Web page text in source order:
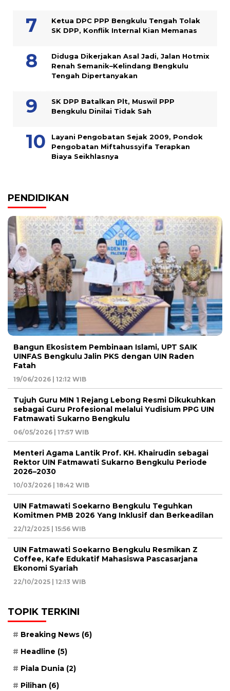
Ketua DPC PPP Bengkulu Tengah Tolak
SK DPP, Konflik Internal Kian Memanas
Diduga Dikerjakan Asal Jadi, Jalan Hotmix
Renah Semanik–Kelindang Bengkulu
Tengah Dipertanyakan
SK DPP Batalkan Plt, Muswil PPP
Bengkulu Dinilai Tidak Sah
Layani Pengobatan Sejak 2009, Pondok
Pengobatan Miftahussyifa Terapkan
Biaya Seikhlasnya
PENDIDIKAN
Bangun Ekosistem Pembinaan Islami, UPT SAIK
UINFAS Bengkulu Jalin PKS dengan UIN Raden
Fatah
19/06/2026 | 12:12 WIB
Tujuh Guru MIN 1 Rejang Lebong Resmi Dikukuhkan
sebagai Guru Profesional melalui Yudisium PPG UIN
Fatmawati Sukarno Bengkulu
06/05/2026 | 17:57 WIB
Menteri Agama Lantik Prof. KH. Khairudin sebagai
Rektor UIN Fatmawati Sukarno Bengkulu Periode
2026–2030
10/03/2026 | 18:42 WIB
UIN Fatmawati Soekarno Bengkulu Teguhkan
Komitmen PMB 2026 Yang Inklusif dan Berkeadilan
22/12/2025 | 15:56 WIB
UIN Fatmawati Soekarno Bengkulu Resmikan Z
Coffee, Kafe Edukatif Mahasiswa Pascasarjana
Ekonomi Syariah
22/10/2025 | 12:13 WIB
TOPIK TERKINI
Breaking News (6)
Headline (5)
Piala Dunia (2)
Pilihan (6)